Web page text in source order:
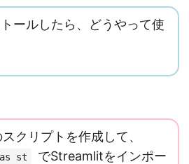
ールしたら、どうやって使
クリプトを作成して、
st
でStreamlitをインポー